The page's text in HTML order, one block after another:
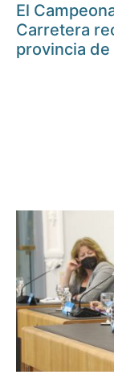
El
Carretera
provincia de